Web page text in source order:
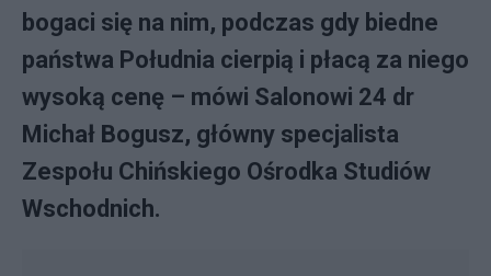
bogaci się na nim, podczas gdy biedne
państwa Południa cierpią i płacą za niego
wysoką cenę – mówi Salonowi 24 dr
Michał Bogusz, główny specjalista
Zespołu Chińskiego Ośrodka Studiów
Wschodnich.